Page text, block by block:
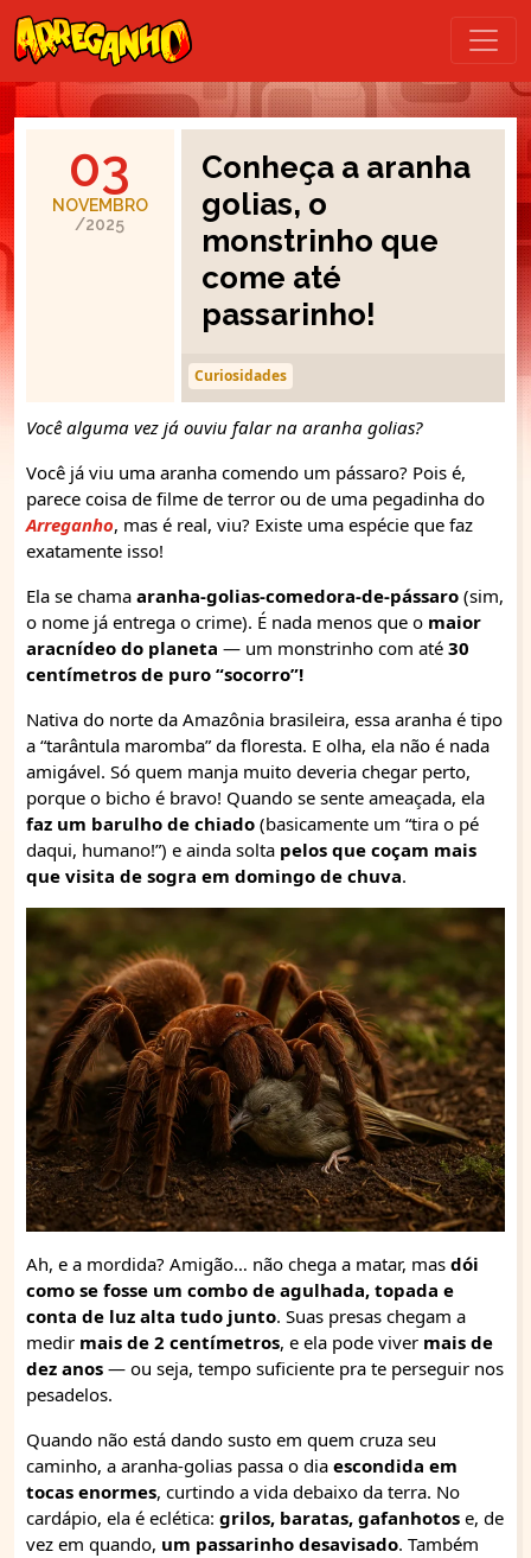
03
NOVEMBRO
/2025
Conheça a aranha
golias, o
monstrinho que
come até
passarinho!
Curiosidades
Você alguma vez já ouviu falar na aranha golias?
Você já viu uma aranha comendo um pássaro? Pois é,
parece coisa de filme de terror ou de uma pegadinha do
Arreganho, mas é real, viu? Existe uma espécie que faz
exatamente isso!
Ela se chama aranha-golias-comedora-de-pássaro (sim,
o nome já entrega o crime). É nada menos que o maior
aracnídeo do planeta — um monstrinho com até 30
centímetros de puro “socorro”!
Nativa do norte da Amazônia brasileira, essa aranha é tipo
a “tarântula maromba” da floresta. E olha, ela não é nada
amigável. Só quem manja muito deveria chegar perto,
porque o bicho é bravo! Quando se sente ameaçada, ela
faz um barulho de chiado (basicamente um “tira o pé
daqui, humano!”) e ainda solta pelos que coçam mais
que visita de sogra em domingo de chuva.
Ah, e a mordida? Amigão… não chega a matar, mas dói
como se fosse um combo de agulhada, topada e
conta de luz alta tudo junto. Suas presas chegam a
medir mais de 2 centímetros, e ela pode viver mais de
dez anos — ou seja, tempo suficiente pra te perseguir nos
pesadelos.
Quando não está dando susto em quem cruza seu
caminho, a aranha-golias passa o dia escondida em
tocas enormes, curtindo a vida debaixo da terra. No
cardápio, ela é eclética: grilos, baratas, gafanhotos e, de
vez em quando, um passarinho desavisado. Também